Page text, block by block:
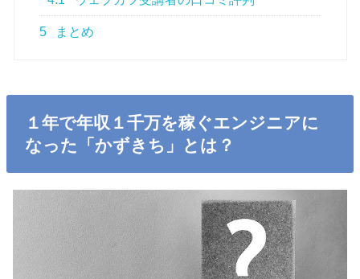
5 まとめ
１年で年収１千万を稼ぐエンジニアに
なった「かずきち」とは？